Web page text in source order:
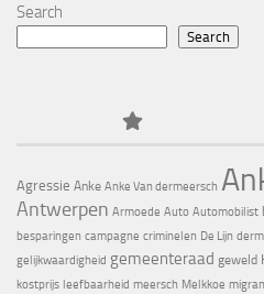
Search
Search
Agressie Anke Anke Van dermeersch
Antwerpen Armoede Auto Automobilist
besparingen campagne criminelen De Lijn
gelijkwaardigheid gemeenteraad geweld
kostprijs leefbaarheid meersch Melkkoe